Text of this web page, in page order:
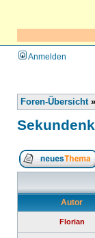
Anmelden
Foren-Übersicht»
Autor
Florian